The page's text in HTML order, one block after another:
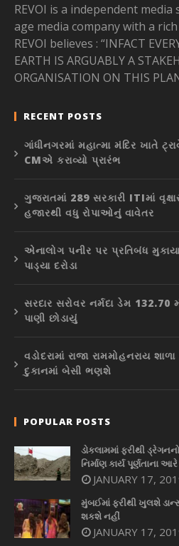
REVOI is a independent
age media company with a
REVOI believes : “INFACT
EARTH IS ARGUABLY A
ORGANISATION ON THIS
RECENT POSTS
ગાંધીનગરમાં મહાત્મા મંદિર ખાતે
CMએ કરાવ્યો પ્રારંભ
ગુજરાતમાં 289 સરકારી ITIમાં
હજારથી વધુ રોપાઓનું વાવેતર
એનાલોગ પનીર પર પ્રતિબંધ
પાડ્યા દરોડા
સરદાર સરોવર નર્મદા ડેમ 132.70
પાણી છોડાયું
વડોદરામાં રાજા રામમોહનરાય
દુકાનમાં બેસી ભણશે
POPULAR POSTS
ડોકલામમાં ફરીથી
નિર્માણ કાર્ય પૂર્ણતાના આરે
JANUARY 17,
મુંબઈમાં ફરીથી ખુલશે
શકશે નહીં
JANUARY 17,